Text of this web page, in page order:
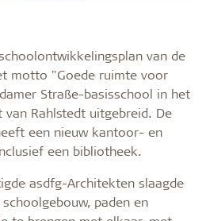
van de
motto "Goede ruimte voor
Straße-basisschool in het
Rahlstedt uitgebreid. De
een nieuw kantoor- en
een bibliotheek.
asdfg-Architekten slaagde
paden en